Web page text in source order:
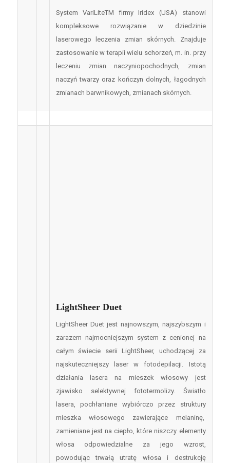
System VariLiteTM firmy Iridex (USA) stanowi
kompleksowe rozwiązanie w dziedzinie
laserowego leczenia zmian skórnych. Znajduje
zastosowanie w terapii wielu schorzeń, m. in. przy
leczeniu zmian naczyniopochodnych, zmian
naczyń twarzy oraz kończyn dolnych, łagodnych
zmianach barwnikowych, zmianach skórnych.
LightSheer Duet
LightSheer Duet jest najnowszym, najszybszym i
zarazem najmocniejszym system z cenionej na
całym świecie serii LightSheer, uchodzącej za
najskuteczniejszy laser w fotodepilacji. Istotą
działania lasera na mieszek włosowy jest
zjawisko selektywnej fototermolizy. Światło
lasera, pochłaniane wybiórczo przez struktury
mieszka włosowego zawierające melaninę,
zamieniane jest na ciepło, które niszczy elementy
włosa odpowiedzialne za jego wzrost,
powodując trwałą utratę włosa i destrukcję